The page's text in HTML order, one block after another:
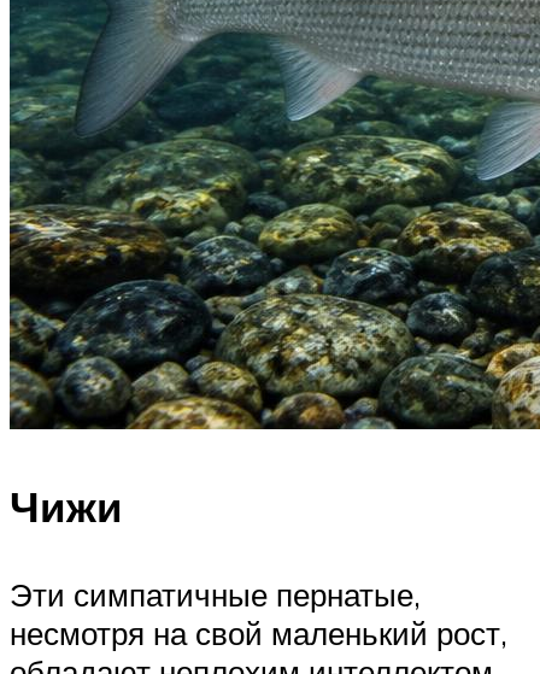
Чижи
Эти симпатичные пернатые,
несмотря на свой маленький рост,